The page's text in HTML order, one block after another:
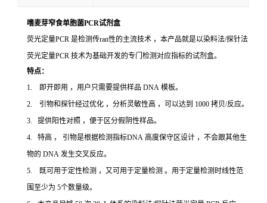
嗜麦芽窄食单胞菌PCR试剂盒
荧光定量PCR 是检测传ran性的主流技术 ，本产品就是以染料法/探针法
荧光定量PCR 技术为基础开发的专门检测对应指标的试剂盒。
特点：
1. 即开即用 ，用户只需要提供样品 DNA 模板。
2. 引物和探针经过优化 ，分析灵敏性高 ，可以达到 1000 拷贝/反应。
3. 提供阳性对照 ，便于区分假阴性样品。
4. 特高 ， 引物是根据检测指标DNA 高度保守区设计 ，不会跟其他生
物的 DNA 发生交叉反应。
5. 既可用于定性检测 ，又可用于定量检测 。用于定量检测时线性范
围至少为 5个数量级。